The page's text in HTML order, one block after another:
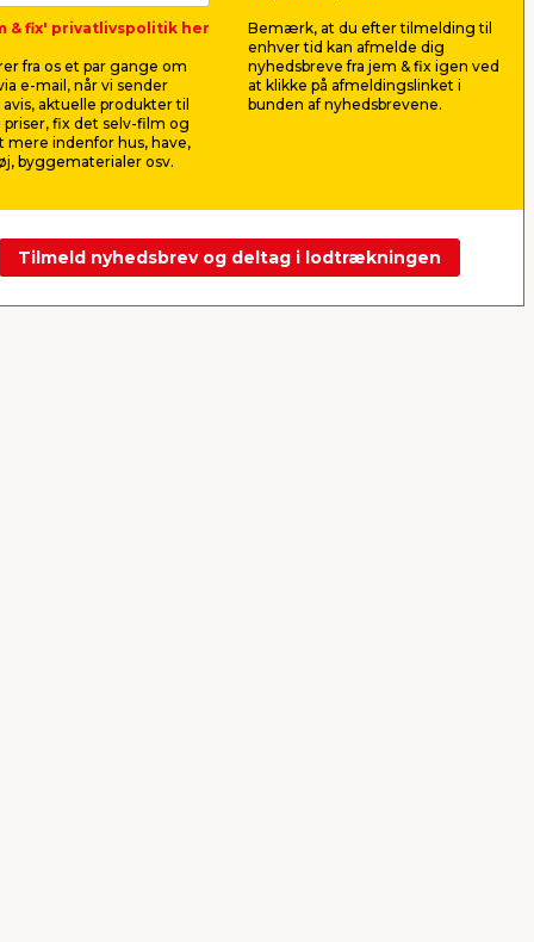
35-
Gummistøvler lavet i PVC-fri
naturgummi. Vælg mellem str. 35-
169,00 pr. stk.
Lev. omk. tillægges
Webshop
46.
Lev. omk.
Næste
& fix' privatlivspolitik her
fra os et par gange om
e-mail, når vi sender
aktuelle produkter til
priser, fix det selv-film og
mere indenfor hus, have,
byggematerialer osv.
Bemærk, at du efter tilmelding til
enhver tid kan afmelde dig
nyhedsbreve fra jem & fix igen ved
at klikke på afmeldingslinket i
bunden af nyhedsbrevene.
Tilmeld nyhedsbrev og deltag i lodtrækningen